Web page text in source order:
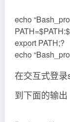
echo
export PATH;?
echo
在交互式登
到下面的输出